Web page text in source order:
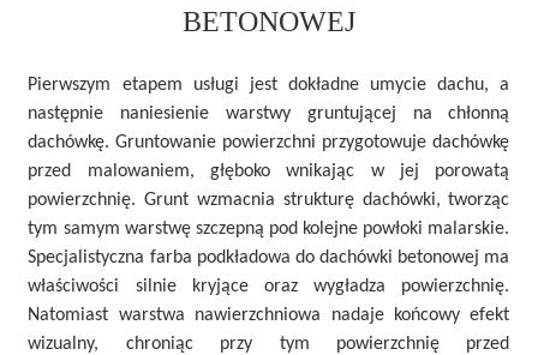
BETONOWEJ
Pierwszym etapem usługi jest dokładne umycie dachu, a
następnie naniesienie warstwy gruntującej na chłonną
dachówkę. Gruntowanie powierzchni przygotowuje dachówkę
przed malowaniem, głęboko wnikając w jej porowatą
powierzchnię. Grunt wzmacnia strukturę dachówki, tworząc
tym samym warstwę szczepną pod kolejne powłoki malarskie.
Specjalistyczna farba podkładowa do dachówki betonowej ma
właściwości silnie kryjące oraz wygładza powierzchnię.
Natomiast warstwa nawierzchniowa nadaje końcowy efekt
wizualny, chroniąc przy tym powierzchnię przed